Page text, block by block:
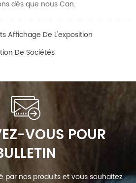
dès que nous Can.
Affichage De L'exposition
De Sociétés
VOUS POUR
par nos produits et vous souhaitez